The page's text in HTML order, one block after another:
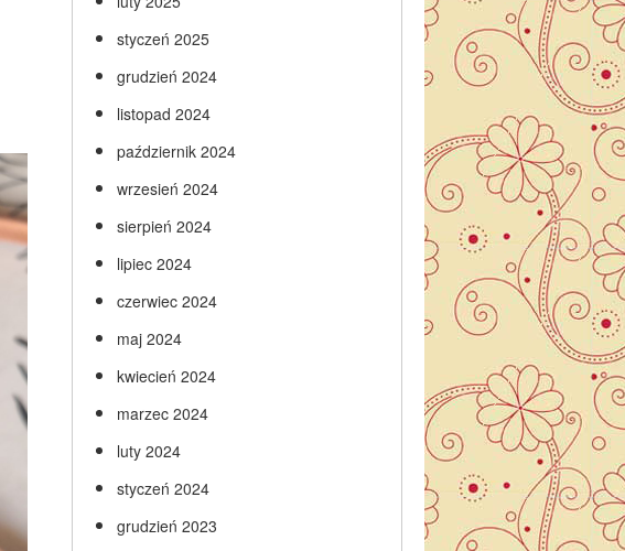
styczeń 2025
grudzień 2024
listopad 2024
październik 2024
wrzesień 2024
sierpień 2024
lipiec 2024
czerwiec 2024
maj 2024
kwiecień 2024
marzec 2024
luty 2024
styczeń 2024
grudzień 2023